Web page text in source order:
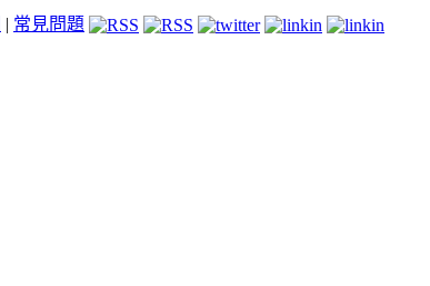
| 常見問題